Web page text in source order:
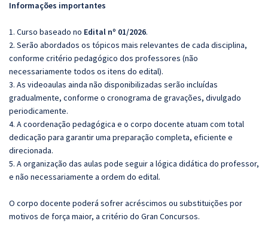
Informações importantes
1. Curso baseado no Edital nº 01/2026.
2. Serão abordados os tópicos mais relevantes de cada disciplina,
conforme critério pedagógico dos professores (não
necessariamente todos os itens do edital).
3. As videoaulas ainda não disponibilizadas serão incluídas
gradualmente, conforme o cronograma de gravações, divulgado
periodicamente.
4. A coordenação pedagógica e o corpo docente atuam com total
dedicação para garantir uma preparação completa, eficiente e
direcionada.
5. A organização das aulas pode seguir a lógica didática do professor,
e não necessariamente a ordem do edital.
O corpo docente poderá sofrer acréscimos ou substituições por
motivos de força maior, a critério do Gran Concursos.